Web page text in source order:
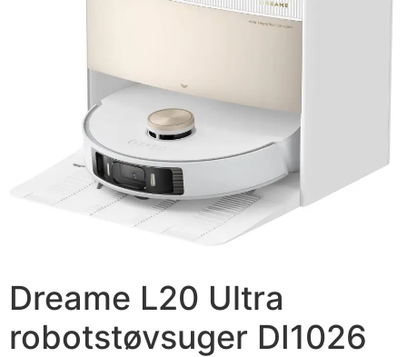
Dreame L20 Ultra
robotstøvsuger DI1026